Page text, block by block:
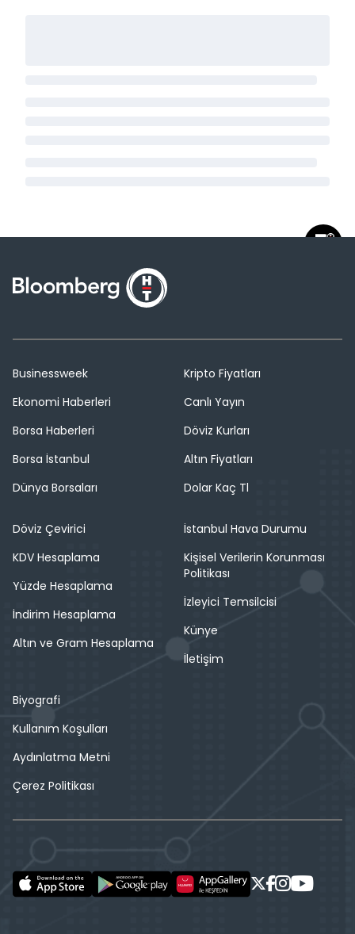
Businessweek
Ekonomi Haberleri
Borsa Haberleri
Borsa İstanbul
Dünya Borsaları
Kripto Fiyatları
Canlı Yayın
Döviz Kurları
Altın Fiyatları
Dolar Kaç Tl
Döviz Çevirici
KDV Hesaplama
Yüzde Hesaplama
İndirim Hesaplama
Altın ve Gram Hesaplama
İstanbul Hava Durumu
Kişisel Verilerin Korunması
Politikası
İzleyici Temsilcisi
Künye
İletişim
Biyografi
Kullanım Koşulları
Aydınlatma Metni
Çerez Politikası